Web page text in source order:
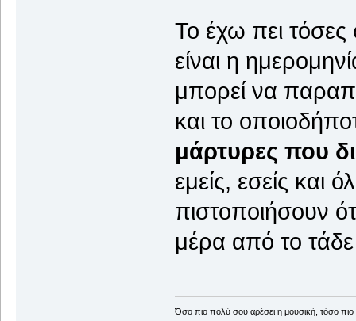
Το έχω πει
είναι η
μπορεί να
και το
μάρτυρες που
εμείς, εσείς και
πιστοποιήσουν
μέρα από το
Όσο πιο πολύ σου αρέσει η μουσική, τόσο